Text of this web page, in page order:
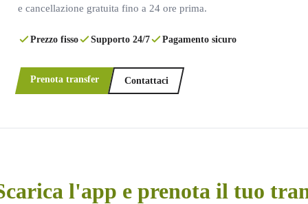
e cancellazione gratuita fino a 24 ore prima.
Prezzo fisso Supporto 24/7 Pagamento sicuro
Prenota transfer Contattaci
l'app e prenota il tuo